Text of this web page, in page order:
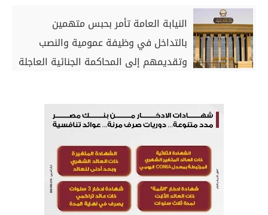
النيابة العامة تأمر بحبس متهمين
بالتداخل في وظيفة عمومية والنصب
وتقديمهم إلى المحاكمة الجنائية العاجلة